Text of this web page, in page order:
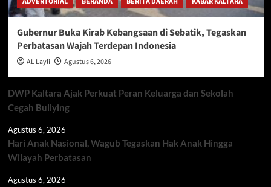
Gubernur Buka Kirab Kebangsaan di Sebatik, Tegaskan
Perbatasan Wajah Terdepan Indonesia
AL Layli Agustus 6, 2026
DWP Kaltara Ajak Perkuat Peran Keluarga dan Sekolah
Cegah Bullying
Agustus 6, 2026
Hari Anak Nasional, Wagub Tegaskan Hak Anak Hingga
Wilayah Perbatasan
Agustus 6, 2026